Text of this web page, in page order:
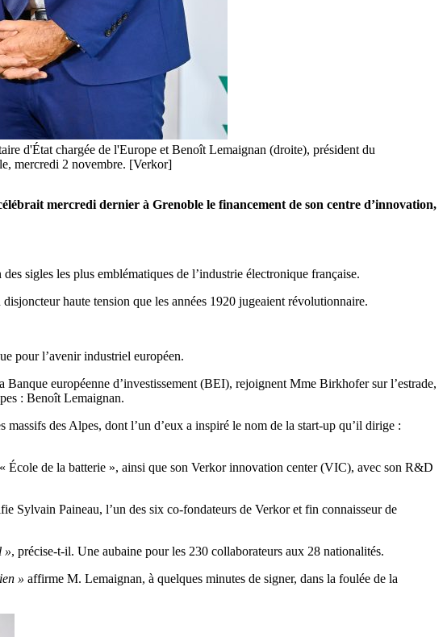
d'État chargée de l'Europe et Benoît Lemaignan (droite), président du
mercredi 2 novembre. [Verkor]
mercredi dernier à Grenoble le financement de son centre d’innovation,
sigles les plus emblématiques de l’industrie électronique française.
haute tension que les années 1920 jugeaient révolutionnaire.
pour l’avenir industriel européen.
européenne d’investissement (BEI), rejoignent Mme Birkhofer sur l’estrade,
: Benoît Lemaignan.
des Alpes, dont l’un d’eux a inspiré le nom de la start-up qu’il dirige :
École de la batterie », ainsi que son Verkor innovation center (VIC), avec son R&D
Sylvain Paineau, l’un des six co-fondateurs de Verkor et fin connaisseur de
», précise-t-il. Une aubaine pour les 230 collaborateurs aux 28 nationalités.
» affirme M. Lemaignan, à quelques minutes de signer, dans la foulée de la